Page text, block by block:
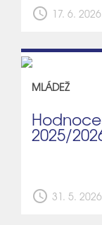
schedule 17. 6. 2026
MLÁDEŽ
2025/
schedule 31. 5. 2026